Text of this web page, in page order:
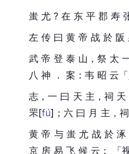
蚩 尤 ? 在 东 平 郡 寿
左 传 曰 黄 帝 战 於 阪
武 帝 登 泰 山，祭 太
八 神 ． 案：韦 昭 云
志，一 曰 天 主，祠
罘[fú] ；六 曰 月 主，
黄 帝 与 蚩 尤 战 於
京 房 易 飞 候 云： 「